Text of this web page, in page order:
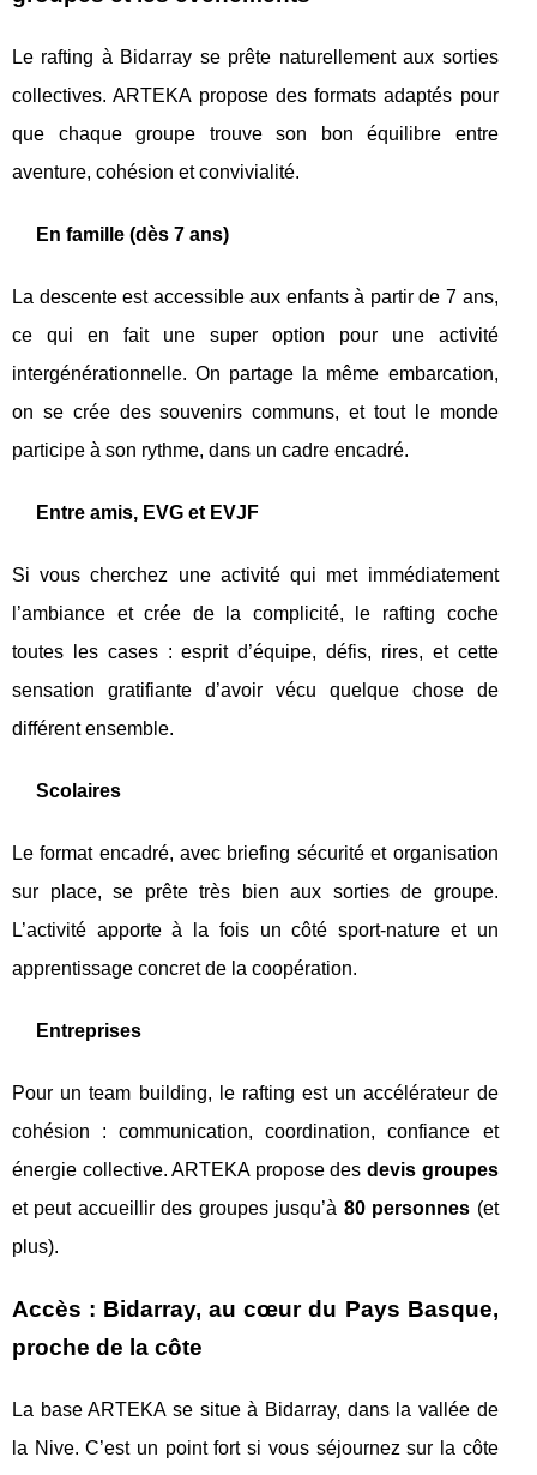
Le rafting à Bidarray se prête naturellement aux sorties
collectives. ARTEKA propose des formats adaptés pour
que chaque groupe trouve son bon équilibre entre
aventure, cohésion et convivialité.
En famille (dès 7 ans)
La descente est accessible aux enfants à partir de 7 ans,
ce qui en fait une super option pour une activité
intergénérationnelle. On partage la même embarcation,
on se crée des souvenirs communs, et tout le monde
participe à son rythme, dans un cadre encadré.
Entre amis, EVG et EVJF
Si vous cherchez une activité qui met immédiatement
l’ambiance et crée de la complicité, le rafting coche
toutes les cases : esprit d’équipe, défis, rires, et cette
sensation gratifiante d’avoir vécu quelque chose de
différent ensemble.
Scolaires
Le format encadré, avec briefing sécurité et organisation
sur place, se prête très bien aux sorties de groupe.
L’activité apporte à la fois un côté sport-nature et un
apprentissage concret de la coopération.
Entreprises
Pour un team building, le rafting est un accélérateur de
cohésion : communication, coordination, confiance et
énergie collective. ARTEKA propose des devis groupes
et peut accueillir des groupes jusqu’à 80 personnes (et
plus).
Accès : Bidarray, au cœur du Pays Basque,
proche de la côte
La base ARTEKA se situe à Bidarray, dans la vallée de
la Nive. C’est un point fort si vous séjournez sur la côte